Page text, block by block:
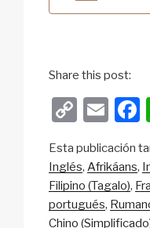
Share this post:
C
p
y
Li
E
ail
Esta publicación
Inglés Afrikáans
Filipino (Tagalo)
portugués
Chino